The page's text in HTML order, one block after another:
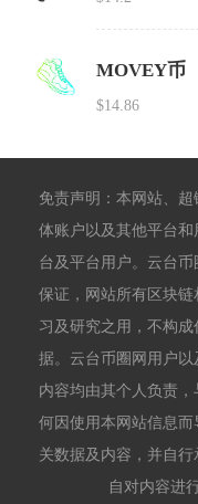
MOVEY币
$14.86
免责声明：本网站、
体账户以及其他平台
台及平台用户。云台
保证，网站所有区块
习及研究之用，不构
据。云台币圈网用户
内容均由其个人负责
何因使用本网站信息
关数据及内容，并自
自对内容进